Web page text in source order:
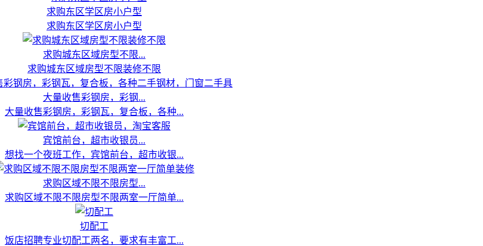
求购东区学区房小户型
求购东区学区房小户型
求购城东区域房型不限...
求购城东区域房型不限装修不限
大量收售彩钢房，彩钢...
大量收售彩钢房，彩钢瓦，复合板，各种...
宾馆前台，超市收银员...
想找一个夜班工作，宾馆前台，超市收银...
求购区域不限不限房型...
求购区域不限不限房型不限两室一厅简单...
切配工
饭店招聘专业切配工两名，要求有丰富工...